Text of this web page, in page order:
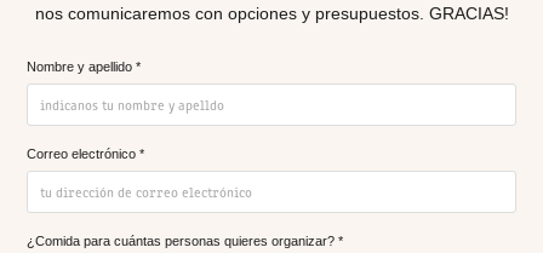
nos comunicaremos con opciones y presupuestos. GRACIAS!
Nombre y apellido *
Correo electrónico *
¿Comida para cuántas personas quieres organizar? *